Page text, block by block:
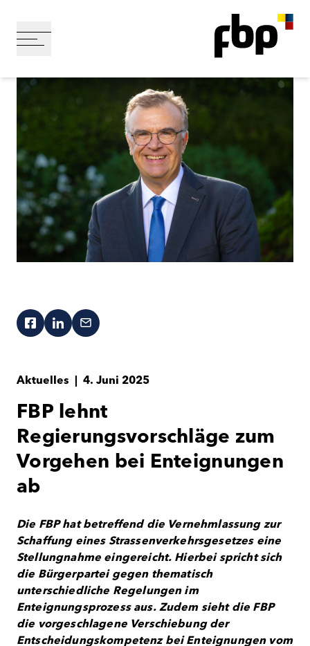
Aktuelles 4. Juni 2025
FBP lehnt
Regierungsvorschläge zum
Vorgehen bei Enteignungen
ab
Die FBP hat betreffend die Vernehmlassung zur
Schaffung eines Strassenverkehrsgesetzes eine
Stellungnahme eingereicht. Hierbei spricht sich
die Bürgerpartei gegen thematisch
unterschiedliche Regelungen im
Enteignungsprozess aus. Zudem sieht die FBP
die vorgeschlagene Verschiebung der
Entscheidungskompetenz bei Enteignungen vom